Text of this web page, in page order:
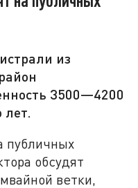
из
3500—4200
лет.
публичных
обсудят
ветки,